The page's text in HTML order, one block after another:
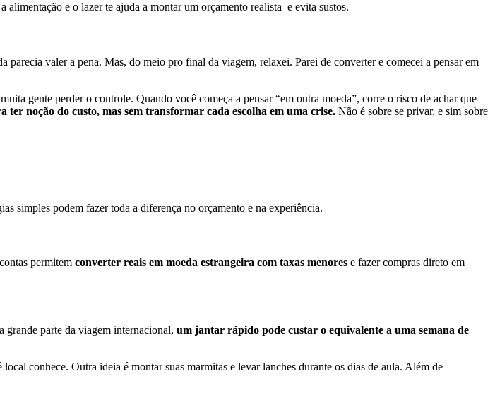
e o lazer te ajuda a montar um orçamento realista e evita sustos.
parecia valer a pena. Mas, do meio pro final da viagem, relaxei. Parei de converter e comecei a pensar em
gente perder o controle. Quando você começa a pensar “em outra moeda”, corre o risco de achar que
ter noção do custo, mas sem transformar cada escolha em uma crise. Não é sobre se privar, e sim sobre
simples podem fazer toda a diferença no orçamento e na experiência.
permitem converter reais em moeda estrangeira com taxas menores e fazer compras direto em
grande parte da viagem internacional, um jantar rápido pode custar o equivalente a uma semana de
conhece. Outra ideia é montar suas marmitas e levar lanches durante os dias de aula. Além de